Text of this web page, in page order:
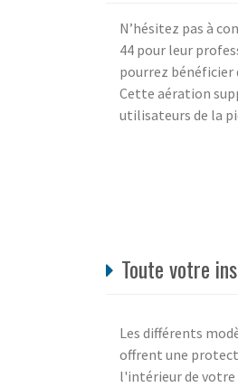
N’hésitez pas à
44 pour leur
pourrez bénéficier
Cette aération
utilisateurs de la
Toute votre
Les différents
offrent une
l'intérieur de votre